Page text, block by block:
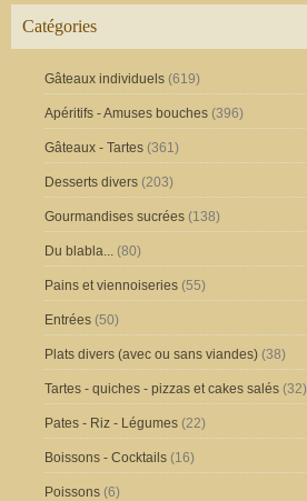
Catégories
Gâteaux individuels (619)
Apéritifs - Amuses bouches (396)
Gâteaux - Tartes (361)
Desserts divers (203)
Gourmandises sucrées (138)
Du blabla... (80)
Pains et viennoiseries (55)
Entrées (50)
Plats divers (avec ou sans viandes) (38)
Tartes - quiches - pizzas et cakes salés (32)
Pates - Riz - Légumes (22)
Boissons - Cocktails (16)
Poissons (6)